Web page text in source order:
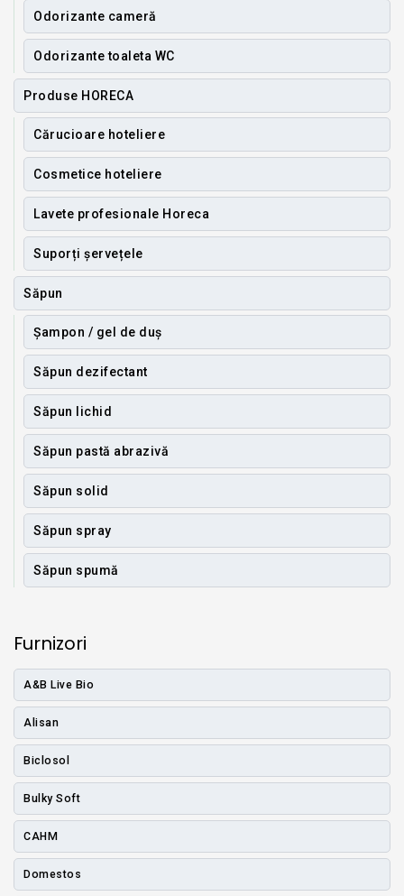
Odorizante cameră
Odorizante toaleta WC
Produse HORECA
Cărucioare hoteliere
Cosmetice hoteliere
Lavete profesionale Horeca
Suporți șervețele
Săpun
Șampon / gel de duș
Săpun dezifectant
Săpun lichid
Săpun pastă abrazivă
Săpun solid
Săpun spray
Săpun spumă
Furnizori
A&B Live Bio
Alisan
Biclosol
Bulky Soft
CAHM
Domestos